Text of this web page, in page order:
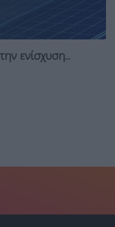
ενίσχυση...